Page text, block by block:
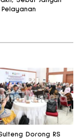
Dorong RS